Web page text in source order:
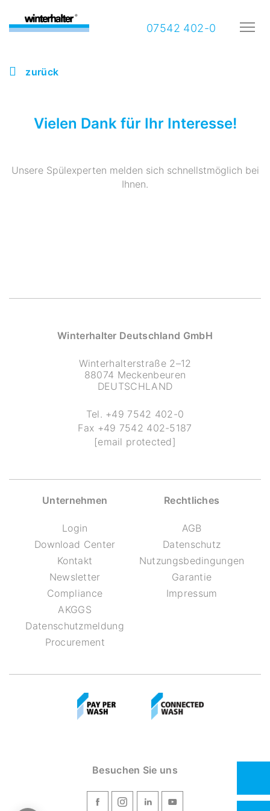
07542 402-0
zurück
Vielen Dank für Ihr Interesse!
Unsere Spülexperten melden sich schnellstmöglich bei
Ihnen.
Winterhalter Deutschland GmbH
Winterhalterstraße 2–12
88074 Meckenbeuren
DEUTSCHLAND
Tel. +49 7542 402-0
Fax +49 7542 402-5187
[email protected]
Unternehmen
Login
Download Center
Kontakt
Newsletter
Compliance
AKGGS
Datenschutzmeldung
Procurement
Rechtliches
AGB
Datenschutz
Nutzungsbedingungen
Garantie
Impressum
Besuchen Sie uns